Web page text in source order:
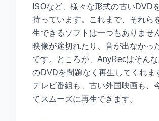
ISOなど、様々な形式の古いDVD
持っています。これまで、それら
生できるソフトは一つもありませ
映像が途切れたり、音が出なかっ
です。ところが、AnyRecはそん
のDVDを問題なく再生してくれま
テレビ番組も、古い外国映画も、
てスムーズに再生できます。